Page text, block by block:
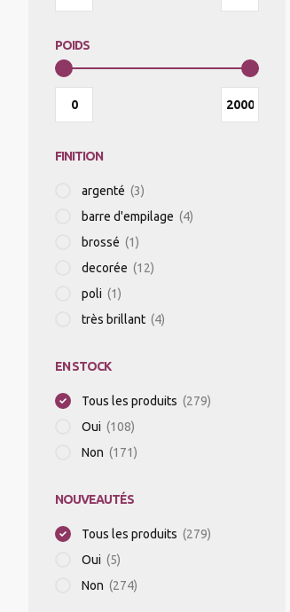
POIDS
FINITION
argenté (3)
barre d'empilage (4)
brossé (1)
decorée (12)
poli (1)
très brillant (4)
EN STOCK
Tous les produits (279)
Oui (108)
Non (171)
NOUVEAUTÉS
Tous les produits (279)
Oui (5)
Non (274)